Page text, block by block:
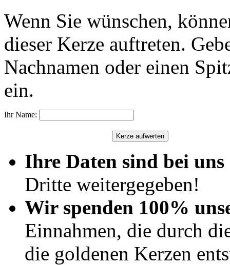
Wenn Sie wünschen,
dieser Kerze auftreten.
Nachnamen oder einen
ein.
Ihr Name:
Ihre Daten sind bei uns
Dritte weitergegeben!
Wir spenden 100%
Einnahmen, die durch
die goldenen Kerzen